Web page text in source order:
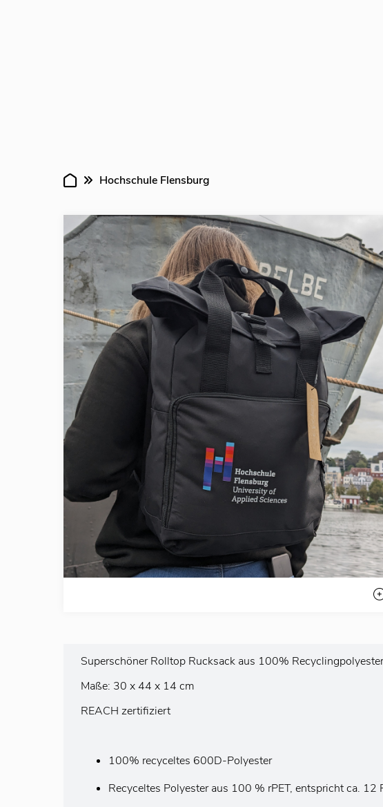
Hochschule Flensburg
Superschöner Rolltop Rucksack aus 100%
Maße: 30 x 44 x 14 cm
REACH zertifiziert
100% recyceltes 600D-Polyester
Recyceltes Polyester aus 100 % rPET, entspricht ca.